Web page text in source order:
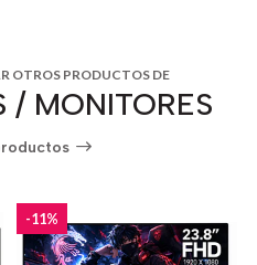
OTROS PRODUCTOS DE
/ MONITORES
-11%